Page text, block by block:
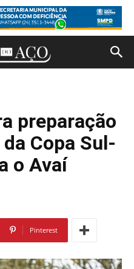
preparação
Copa Sul-
o Avaí
Pinterest